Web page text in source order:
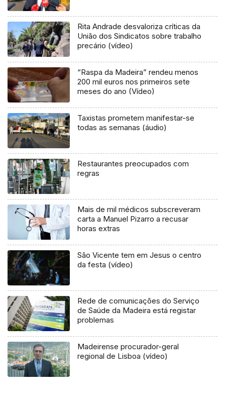
Rita Andrade desvaloriza críticas da
União dos Sindicatos sobre trabalho
precário (vídeo)
“Raspa da Madeira” rendeu menos
200 mil euros nos primeiros sete
meses do ano (Vídeo)
Taxistas prometem manifestar-se
todas as semanas (áudio)
Restaurantes preocupados com
regras
Mais de mil médicos subscreveram
carta a Manuel Pizarro a recusar
horas extras
São Vicente tem em Jesus o centro
da festa (vídeo)
Rede de comunicações do Serviço
de Saúde da Madeira está registar
problemas
Madeirense procurador-geral
regional de Lisboa (vídeo)